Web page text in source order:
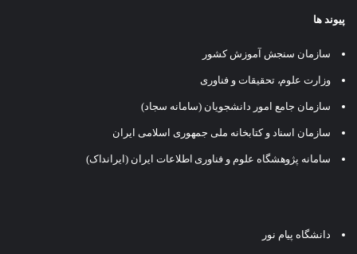
پیوند ها
سازمان سنجش آموزش کشور
وزارت علوم، تحقیقات و فناوری
سازمان جامع امور دانشجویان (سامانه سجاد)
سازمان اسناد و کتابخانه ملی جمهوری اسلامی ایران
سامانه پژوهشگاه علوم و فناوری اطلاعات ایران (ایرانداک)
دانشگاه پیام نور